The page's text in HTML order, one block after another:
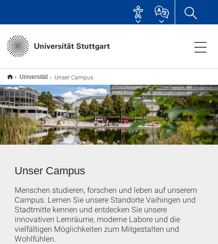
Universität Unser Campus
Unser Campus
Menschen studieren, forschen und leben auf unserem
Campus. Lernen Sie unsere Standorte Vaihingen und
Stadtmitte kennen und entdecken Sie unsere
innovativen Lernräume, moderne Labore und die
vielfältigen Möglichkeiten zum Mitgestalten und
Wohlfühlen.